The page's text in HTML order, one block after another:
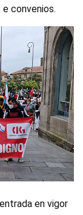
convenios.
en vigor